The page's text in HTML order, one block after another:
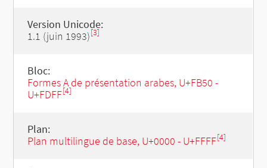
Version Unicode:
1.1 (juin 1993)[3]
Bloc:
Formes A de présentation arabes, U+FB50 -
U+FDFF[4]
Plan:
Plan multilingue de base, U+0000 - U+FFFF[4]